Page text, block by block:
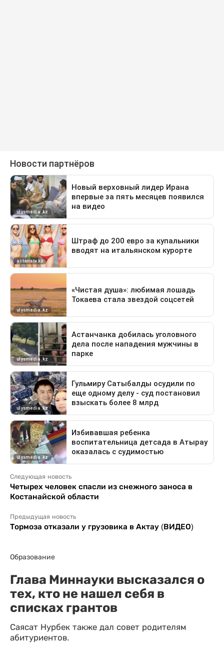
Следующая новость
Четырех человек спасли из снежного заноса в
Костанайской области
Предыдущая новость
Тормоза отказали у грузовика в Актау (ВИДЕО)
Образование
Глава Миннауки высказался о
тех, кто не нашел себя в
списках грантов
Саясат Нурбек также дал совет родителям
абитуриентов.